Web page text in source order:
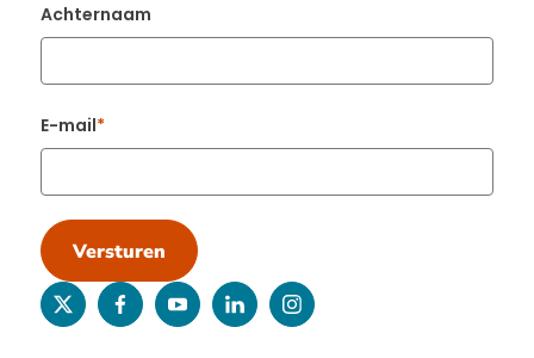
Achternaam
E-mail
Versturen
twitterfacebookyoutubelinkedininstagram